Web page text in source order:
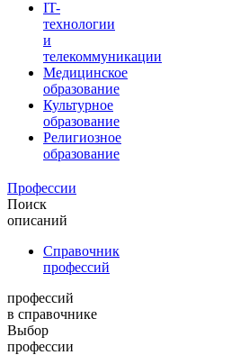
IT-
технологии
и
телекоммуникации
Медицинское
образование
Культурное
образование
Религиозное
образование
Профессии
Поиск
описаний
Справочник
профессий
профессий
в справочнике
Выбор
профессии